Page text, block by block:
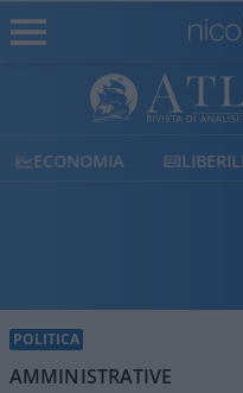
ECONOMIA
POLITICA
AMMINISTRATIVE